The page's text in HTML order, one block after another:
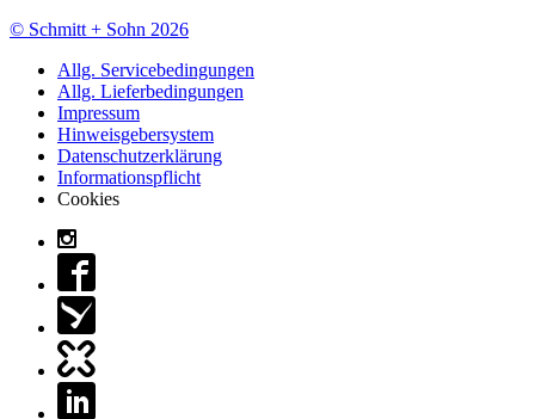
© Schmitt + Sohn 2026
Allg. Servicebedingungen
Allg. Lieferbedingungen
Impressum
Hinweisgebersystem
Datenschutzerklärung
Informationspflicht
Cookies